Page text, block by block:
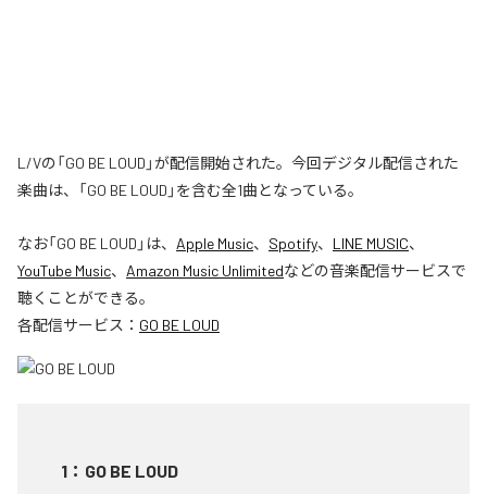
L/Vの「GO BE LOUD」が配信開始された。今回デジタル配信された
楽曲は、「GO BE LOUD」を含む全1曲となっている。
なお「GO BE LOUD 」は、 Apple Music、 Spotify、 LINE MUSIC、
YouTube Music、 Amazon Music Unlimitedなどの音楽配信サービスで
聴くことができる。
各配信サービス： GO BE LOUD
1 ： GO BE LOUD